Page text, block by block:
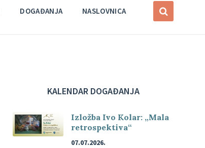
DOGAĐANJA NASLOVNICA
KALENDAR DOGAĐANJA
Izložba Ivo Kolar: „Mala
retrospektiva“
07.07.2026.